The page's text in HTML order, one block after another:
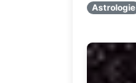
Astrologie